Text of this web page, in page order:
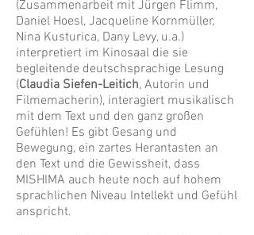
(Zusammenarbeit mit Jürgen Flimm,
Daniel Hoesl, Jacqueline Kornmüller,
Nina Kusturica, Dany Levy, u.a.)
interpretiert im Kinosaal die sie
begleitende deutschsprachige Lesung
(Claudia Siefen-Leitich, Autorin und
Filmemacherin), interagiert musikalisch
mit dem Text und den ganz großen
Gefühlen! Es gibt Gesang und
Bewegung, ein zartes Herantasten an
den Text und die Gewissheit, dass
MISHIMA auch heute noch auf hohem
sprachlichen Niveau Intellekt und Gefühl
anspricht.